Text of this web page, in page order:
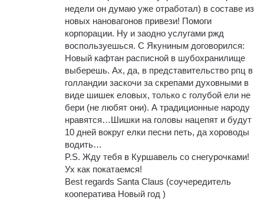
недели он думаю уже отработал) в составе из
новых нановагонов привези! Помоги
корпорации. Ну и заодно услугами ржд
воспользуешься. С Якуниным договорился:
Новый кафтан расписной в шубохранилище
выберешь. Ах, да, в представительство рпц в
голландии заскочи за скрепами духовными в
виде шишек еловых, только с голубой ели не
бери (не любят они). А традиционные народу
нравятся…Шишки на головы нацепят и будут
10 дней вокруг елки песни петь, да хороводы
водить…
P.S. Жду тебя в Куршавель со снегурочками!
Ух как покатаемся!
Best regards Santa Claus (соучередитель
кооператива Новый год )